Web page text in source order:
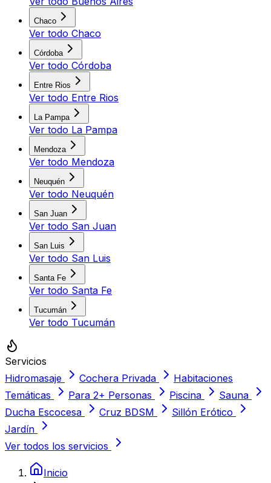
Chaco
Ver todo Chaco
Córdoba
Ver todo Córdoba
Entre Rios
Ver todo Entre Rios
La Pampa
Ver todo La Pampa
Mendoza
Ver todo Mendoza
Neuquén
Ver todo Neuquén
San Juan
Ver todo San Juan
San Luis
Ver todo San Luis
Santa Fe
Ver todo Santa Fe
Tucumán
Ver todo Tucumán
Servicios
Hidromasaje
Cochera Privada
Habitaciones
Temáticas
Para 2+ Personas Piscina
Sauna
Ducha Escocesa
Cruz BDSM
Sillón Erótico
Jardín
Ver todos los servicios
Inicio